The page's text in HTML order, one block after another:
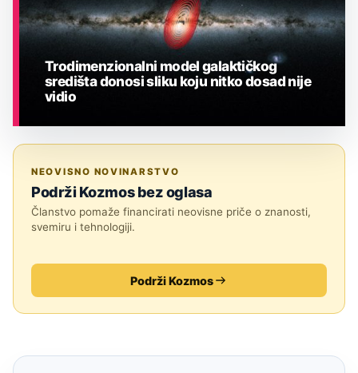
Trodimenzionalni model galaktičkog
središta donosi sliku koju nitko dosad nije
vidio
NEOVISNO NOVINARSTVO
Podrži Kozmos bez oglasa
Članstvo pomaže financirati neovisne priče o znanosti,
svemiru i tehnologiji.
Podrži Kozmos